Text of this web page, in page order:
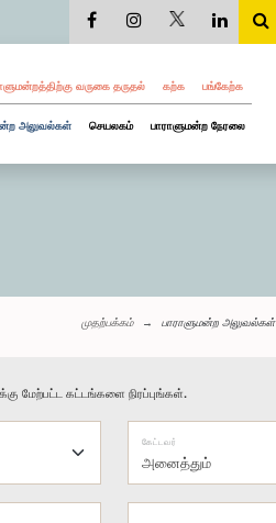
வருகை தருதல் கற்க பங்கேற்க
அலுவல்கள் செயலகம் பாராளுமன்ற நேரலை
முதற்பக்கம் பாராளுமன்ற அலுவல்கள்
மேற்பட்ட கட்டங்களை நிரப்புங்கள்.
அனைத்தும்
கேட்டவர்